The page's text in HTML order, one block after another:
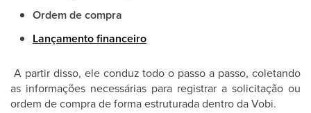
Ordem de compra
Lançamento financeiro
A partir disso, ele conduz todo o passo a passo, coletando
as informações necessárias para registrar a solicitação ou
ordem de compra de forma estruturada dentro da Vobi.